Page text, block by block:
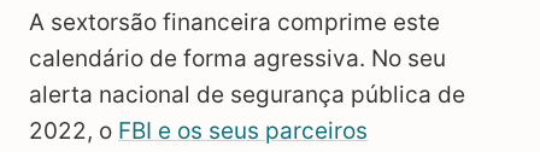
A sextorsão financeira comprime este
calendário de forma agressiva. No seu
alerta nacional de segurança pública de
2022, o FBI e os seus parceiros